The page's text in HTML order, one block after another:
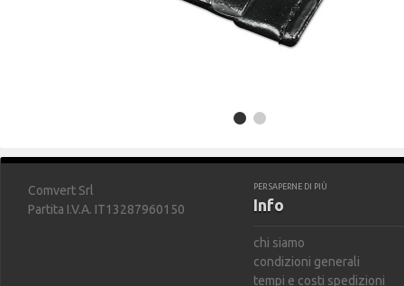
Comvert Srl
Partita I.V.A. IT13287960150
PER SAPERNE DI PIÙ
Info
chi siamo
condizioni generali
tempi e costi spedizioni